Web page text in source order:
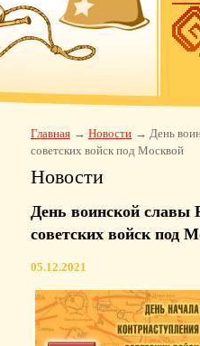
Главная Новости
День
советских войск под Москвой
Новости
День воинской славы
советских войск под
05.12.2021